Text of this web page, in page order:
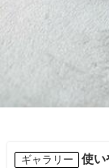
ギャラリー 使